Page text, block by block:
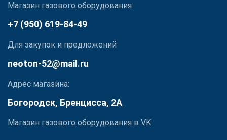
Магазин газового оборудования
+7 (950) 619-84-49
Для закупок и предложений
neoton-52@mail.ru
Адрес магазина:
Богородск, Бренцисса, 2А
Магазин газового оборудования в VK